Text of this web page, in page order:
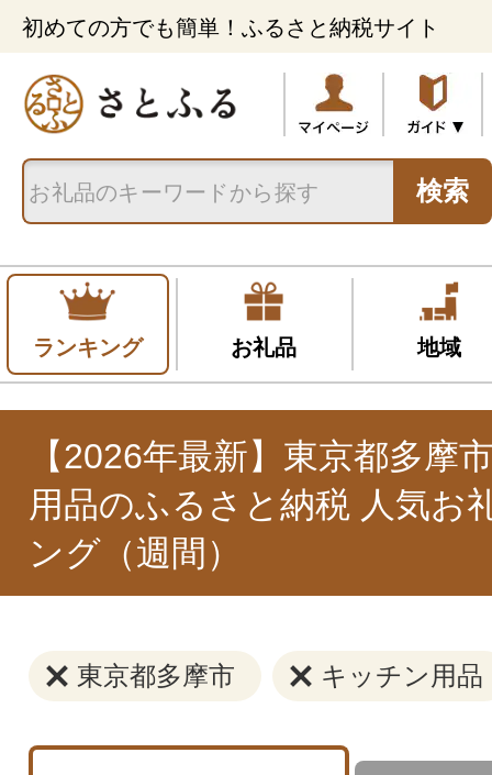
初めての方でも簡単！ふるさと納税サイト
検索
ランキング お礼品 地域
【2026年最新】東京都多摩
用品のふるさと納税 人気お
ング（週間）
東京都多摩市 キッチン用品